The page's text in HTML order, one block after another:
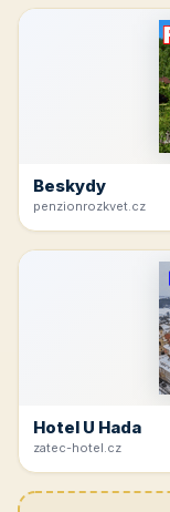
Beskydy
penzionrozkvet.cz
Hotel U Hada
zatec-hotel.cz